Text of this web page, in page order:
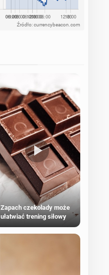
Źródło: currencybeacon.com
Zapach czekolady może
ułatwiać trening siłowy